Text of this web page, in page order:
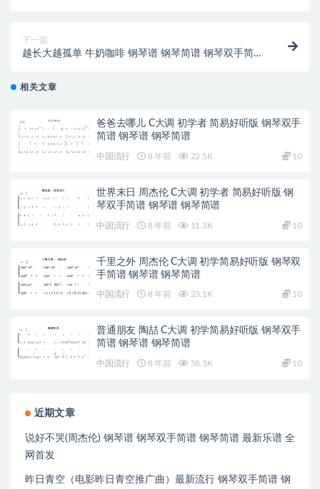
下一篇
越长大越孤单 牛奶咖啡 钢琴谱 钢琴简谱 钢琴双手简谱
相关文章
爸爸去哪儿 C大调 初学者 简易好听版 钢琴双手
简谱 钢琴谱 钢琴简谱
中国流行 8 年前 22.5K 10
世界末日 周杰伦 C大调 初学者 简易好听版 钢
琴双手简谱 钢琴谱 钢琴简谱
中国流行 8 年前 11.3K 10
千里之外 周杰伦 C大调 初学简易好听版 钢琴双
手简谱 钢琴谱 钢琴简谱
中国流行 8 年前 23.1K 10
普通朋友 陶喆 C大调 初学简易好听版 钢琴双手
简谱 钢琴谱 钢琴简谱
中国流行 8 年前 58.3K 10
近期文章
说好不哭(周杰伦) 钢琴谱 钢琴双手简谱 钢琴简谱 最新乐谱 全
网首发
昨日青空（电影昨日青空推广曲）最新流行 钢琴双手简谱 钢